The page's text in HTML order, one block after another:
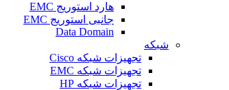
هارد استوریج EMC
جانبی استوریج EMC
Data Domain
شبکه
تجهیزات شبکه Cisco
تجهیزات شبکه EMC
تجهیزات شبکه HP